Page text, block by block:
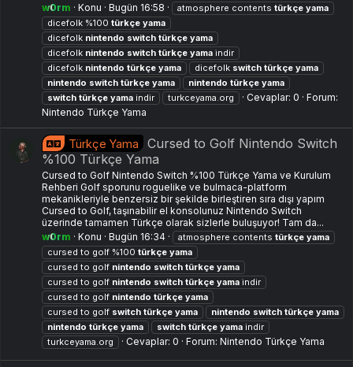
w0rm
Konu Bugün 16:58 atmosphere contents türkçe yama
dicefolk %100 türkçe yama
dicefolk nintendo switch türkçe yama
dicefolk nintendo switch türkçe yama i̇ndir
dicefolk nintendo türkçe yama dicefolk switch türkçe yama
nintendo switch türkçe yama nintendo türkçe yama
switch türkçe yama indir turkceyama.org Cevaplar: 0
Forum:
Nintendo Türkçe Yama
Türkçe Yama
Cursed to Golf Nintendo Switch
%100 Türkçe Yama
Cursed to Golf Nintendo Switch %100 Türkçe Yama ve Kurulum
Rehberi Golf sporunu roguelike ve bulmaca-platform
mekanikleriyle benzersiz bir şekilde birleştiren sıra dışı yapım
Cursed to Golf, taşınabilir el konsolunuz Nintendo Switch
üzerinde tamamen Türkçe olarak sizlerle buluşuyor! Tam da...
w0rm
Konu Bugün 16:34 atmosphere contents türkçe yama
cursed to golf %100 türkçe yama
cursed to golf nintendo switch türkçe yama
cursed to golf nintendo switch türkçe yama i̇ndir
cursed to golf nintendo türkçe yama
cursed to golf switch türkçe yama nintendo switch türkçe yama
nintendo türkçe yama switch türkçe yama indir
turkceyama.org
Cevaplar: 0 Forum: Nintendo Türkçe Yama